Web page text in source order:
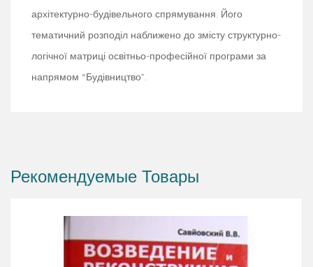
архітектурно-будівельного спрямування. Його
тематичний розподіл наближено до змісту структурно-
логічної матриці освітньо-професійної програми за
напрямом “Будівництво”.
Рекомендуемые Товары